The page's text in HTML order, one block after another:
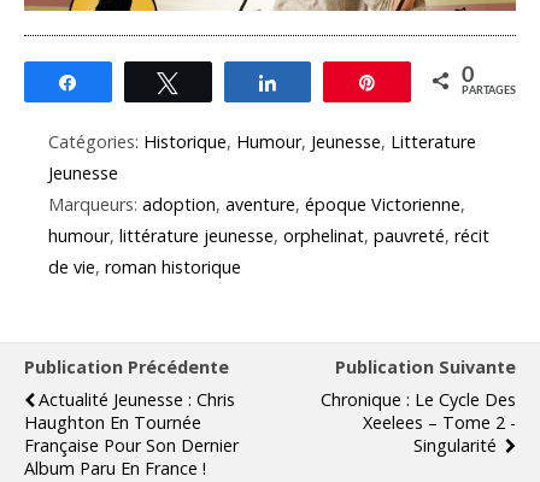
Épingle 0
PARTAGES
Catégories: Historique, Humour, Jeunesse, Litterature
Jeunesse
Marqueurs: adoption, aventure, époque Victorienne,
humour, littérature jeunesse, orphelinat, pauvreté, récit
de vie, roman historique
Publication Précédente
Actualité Jeunesse : Chris
Haughton En Tournée
Française Pour Son Dernier
Album Paru En France !
Publication Suivante
Chronique : Le Cycle Des
Xeelees – Tome 2 -
Singularité